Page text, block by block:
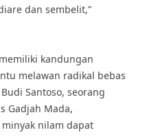
dan sembelit,”
kandungan
melawan radikal bebas
Santoso, seorang
Gadjah Mada,
nilam dapat